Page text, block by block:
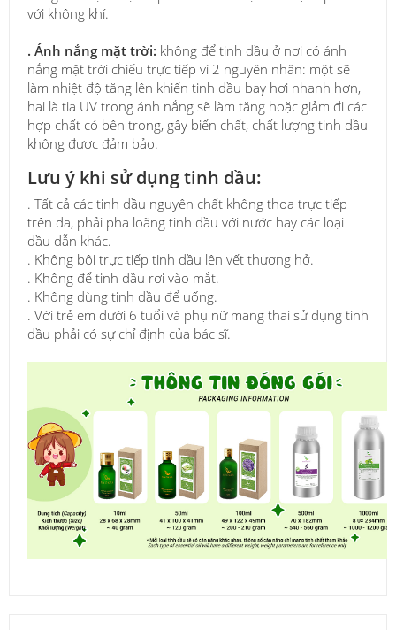
với không khí.
. Ánh nắng mặt trời: không để tinh dầu ở nơi có ánh
nắng mặt trời chiếu trực tiếp vì 2 nguyên nhân: một sẽ
làm nhiệt độ tăng lên khiến tinh dầu bay hơi nhanh hơn,
hai là tia UV trong ánh nắng sẽ làm tăng hoặc giảm đi các
hợp chất có bên trong, gây biến chất, chất lượng tinh dầu
không được đảm bảo.
Lưu ý khi sử dụng tinh dầu:
. Tất cả các tinh dầu nguyên chất không thoa trực tiếp
trên da, phải pha loãng tinh dầu với nước hay các loại
dầu dẫn khác.
. Không bôi trực tiếp tinh dầu lên vết thương hở.
. Không để tinh dầu rơi vào mắt.
. Không dùng tinh dầu để uống.
. Với trẻ em dưới 6 tuổi và phụ nữ mang thai sử dụng tinh
dầu phải có sự chỉ định của bác sĩ.